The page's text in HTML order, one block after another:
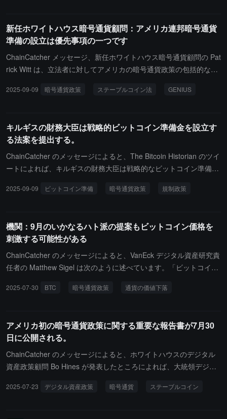
審議中の立法に伴い、この機関はデジタル資産分野でより大きな影
響力を持つ可能性があります。
新任ホワイトハウス暗号通貨顧問：アメリカ連邦暗号通貨
準備の設立は優先事項の一つです
ChainCatcher メッセージ、新任ホワイトハウス暗号通貨顧問の Pat
rick Witt は、立法者に対してアメリカの暗号通貨政策の包括的な見
実施するよう働きかけると述べました。現在の三つの優先事項は、
IUS））、およびアメリカ連邦暗号通貨準備の設立です。
2025-09-09 暗号通貨政策 ステーブルコイン法 GENIUS
キルギスの財務大臣は戦略的ビットコイン準備金を設立す
る法案を提出する。
ChainCatcher のメッセージによると、The Bitcoin Historian のツイ
ートによれば、キルギスの財務大臣は戦略的なビットコイン準備を
とを望んでいるとのことです。
2025-09-09 ビットコイン準備 暗号通貨政策 規制政策
機関：9月のいかなるハト派の提案もビットコイン価格を
刺激する可能性がある
ChainCatcher のメッセージによると、VanEck デジタル資産研究責
任者の Matthew Sigel は次のように述べています。「ビットコイン
将来的により緩和的な政策を取ることを示唆すれば、暗号通貨市場
「すべての人の注目は、連邦準備制度とホワイトハウスが発表する
予定の暗号通貨政策報告に集中します。連邦準備制度のいかなるハ
ト派的な発言や、ホワイトハウスが戦略的にビットコインの準備を
購入することを示唆することは、ビットコインの最近の弱気な状況
2025-07-30 BTC 暗号通貨政策 通貨の価値下落
アメリカ初の暗号通貨政策に関する重要な報告書が7月30
日に公開される。
ChainCatcher のメッセージによると、ホワイトハウスのデジタル
資産政策顧問 Bo Hines が発表したところによれば、大統領デジタ
書を完成させ、7月30日に公開される予定です。この報告書は、ワ
2025-07-23 デジタル資産政策 暗号通貨 ステーブルコイン